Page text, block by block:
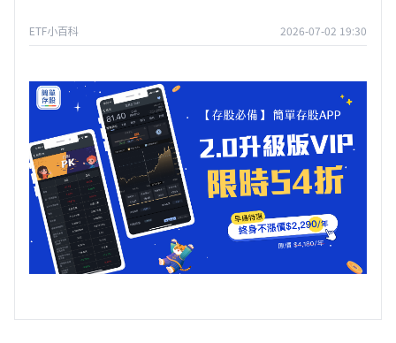
ETF小百科 2026-07-02 19:30